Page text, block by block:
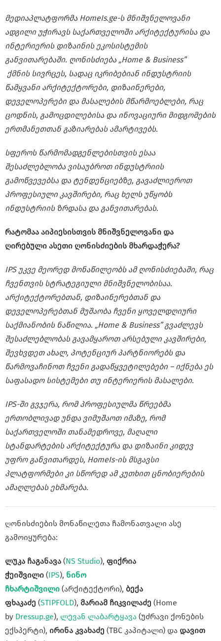
მედიაპლატფორმა HomeIs.ge-ს მნიშვნელოვანი
ადგილი უჭირავს საქართველოში არქიტექტურისა და
ინტერიერის დიზაინის ეკოსისტემის
განვითარებაში. ღონისძიება „Home & Business”
ქმნის სივრცეს, სადაც იკრიბებიან ინდუსტრიის
წამყვანი არქიტექტორები, დიზაინერები,
დეველოპერები და მასალების მწარმოებლები, რაც
ცოდნის, გამოცდილებისა და ინოვაციური მიდგომების
ერთმანეთთან გაზიარებას ამარტივებს.
სფეროს წარმომადგენლებისთვის ესაა
შესაძლებლობა ვისაუბროთ ინდუსტრიის
გამოწვევებსა და ტენდენციებზე, გავაძლიეროთ
პროფესიული კავშირები, რაც ხელს უწყობს
ინდუსტრიის ზრდასა და განვითარებას.
რატომაა აიპიესისთვის მნიშვნელოვანი და
ღირებული ასეთი ღონისძიების მხარდაჭერა?
IPS უკვე მეორედ მონაწილეობს ამ ღონისძიებაში, რაც
ჩვენთვის სტრატეგიული მნიშვნელობისაა.
არქიტექტორებთან, დიზაინერებთან და
დეველოპერებთან მუშაობა ჩვენი ყოველდღიური
საქმიანობის ნაწილია. „Home & Business” გვაძლევს
შესაძლებლობას გავამყაროთ არსებული კავშირები,
შევხვდეთ ახალ, პოტენციურ პარტნიორებს და
წარმოვაჩინოთ ჩვენი გადაწყვეტილებები – იქნება ეს
საფასადო სისტემები თუ ინტერიერის მასალები.
IPS-ში გვჯერა, რომ პროფესიულმა წრეებმა
ერთობლივად უნდა ვიმუშაოთ იმაზე, რომ
საქართველოში თანამედროვე, მაღალი
სტანდარტების არქიტექტურა და დიზაინი კიდევ
უფრო განვითარდეს, HomeIs-ის მსგავსი
პლატფორმები კი სწორედ ამ კუთხით ცნობიერების
ამაღლებას ეხმარება.
ღონისძიების მონაწილეთა ჩამონათვალი ასე
გამოიყურება:
ლუკა ჩაგანავა (NS Studio), ფიქრია
ჭეიშვილი (IPS), ნინო
ჩხარტიშვილი (არქიტექტორი), ბექა
ფხაკაძე (STIPFOLD), მარიამ ჩიკვილაძე (Home
by Dressup.ge), ლევან ლაბარტყავა (უძრავი ქონების
ექსპერტი), ირინა კვახაძე (TBC კაპიტალი) და დავით